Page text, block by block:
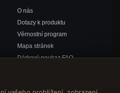
O nás
Dotazy k produktu
Věrnostní program
Mapa stránek
Dárkový poukaz FAQ